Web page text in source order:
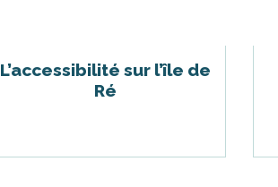
L’accessibilité sur l’île de
Ré